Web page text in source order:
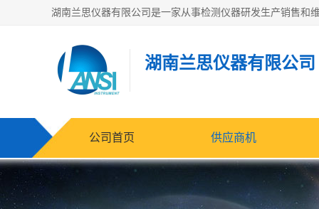
湖南兰思仪器有限公司
公司首页 供应商机